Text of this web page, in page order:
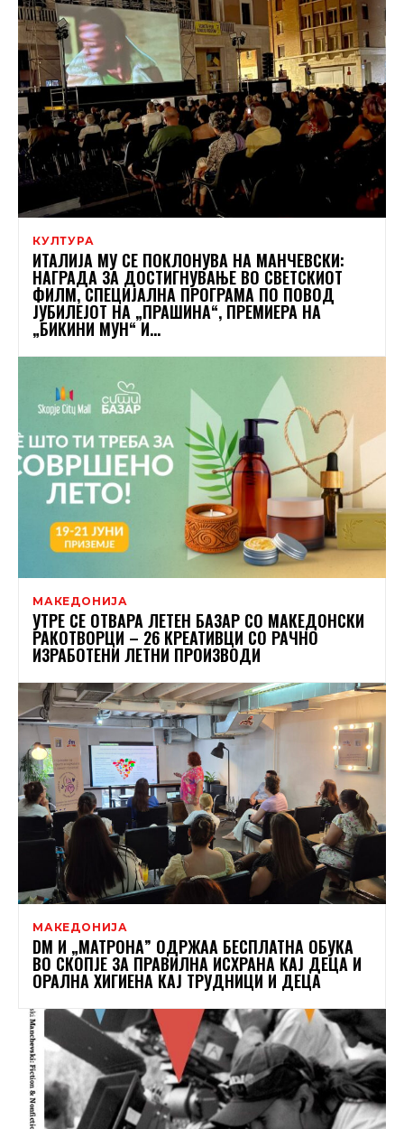
КУЛТУРА
ИТАЛИЈА МУ СЕ ПОКЛОНУВА НА МАНЧЕВСКИ:
НАГРАДА ЗА ДОСТИГНУВАЊЕ ВО СВЕТСКИОТ
ФИЛМ, СПЕЦИЈАЛНА ПРОГРАМА ПО ПОВОД
ЈУБИЛЕЈОТ НА „ПРАШИНА“, ПРЕМИЕРА НА
„БИКИНИ МУН“ И...
МАКЕДОНИЈА
УТРЕ СЕ ОТВАРА ЛЕТЕН БАЗАР СО МАКЕДОНСКИ
РАКОТВОРЦИ – 26 КРЕАТИВЦИ СО РАЧНО
ИЗРАБОТЕНИ ЛЕТНИ ПРОИЗВОДИ
МАКЕДОНИЈА
DM И „МАТРОНА” ОДРЖАА БЕСПЛАТНА ОБУКА
ВО СКОПЈЕ ЗА ПРАВИЛНА ИСХРАНА КАЈ ДЕЦА И
ОРАЛНА ХИГИЕНА КАЈ ТРУДНИЦИ И ДЕЦА